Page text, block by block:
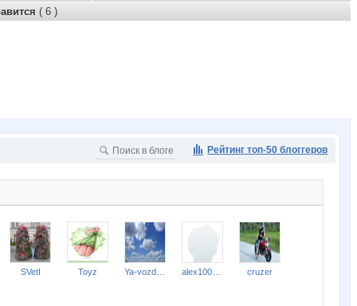
( 6 )
Рейтинг топ-50 блоггеров
SVetI Toyz cruzer